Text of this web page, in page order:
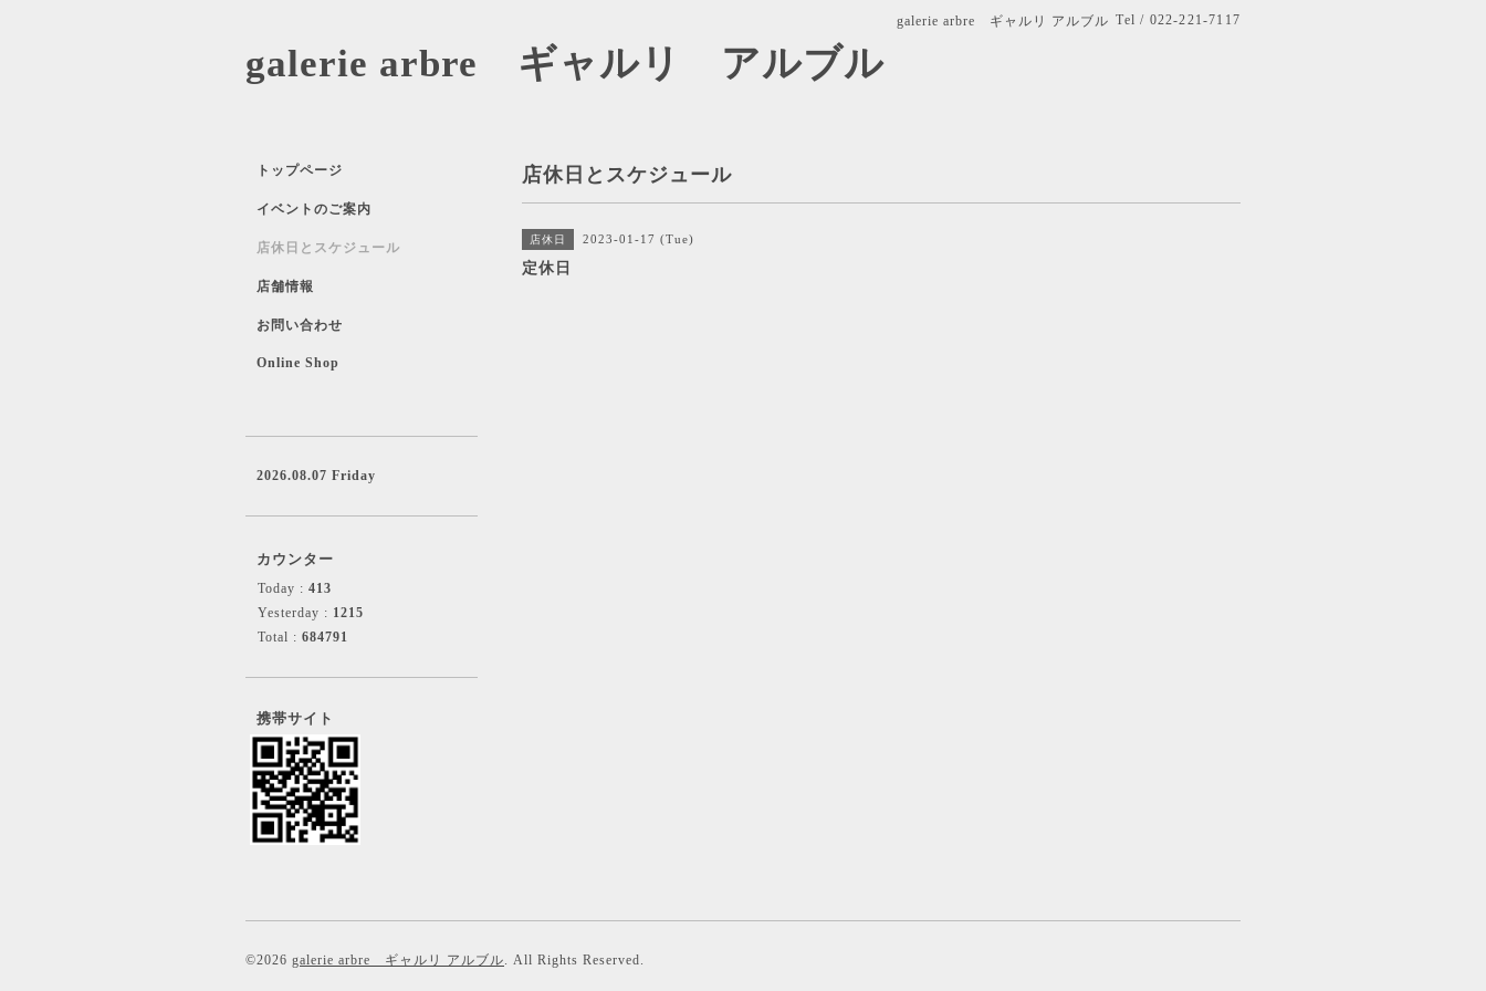
galerie arbre ギャルリ アルブル Tel / 022-221-7117
galerie arbre ギャルリ アルブル
店休日とスケジュール
店休日 2023-01-17 (Tue)
定休日
トップページ
イベントのご案内
店休日とスケジュール
店舗情報
お問い合わせ
Online Shop
2026.08.07 Friday
カウンター
Today : 413
Yesterday : 1215
Total : 684791
携帯サイト
©2026 galerie arbre ギャルリ アルブル. All Rights Reserved.